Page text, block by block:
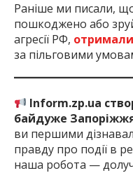
Раніше ми писали,
пошкоджено або
агресії РФ, отримали
за пільговими
Inform.zp.ua
байдуже
ви першими
правду про події в
наша робота —